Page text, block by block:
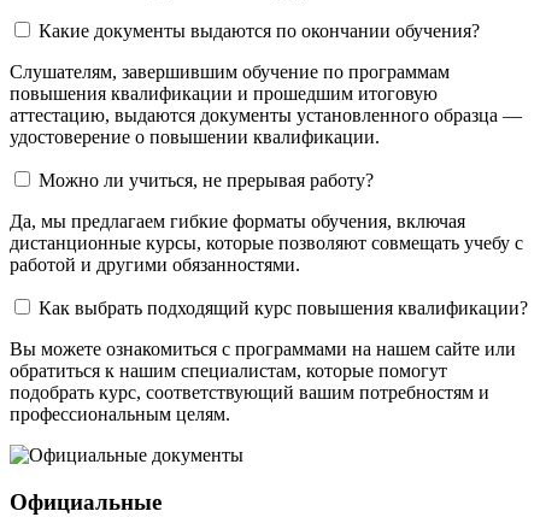
Какие документы выдаются по окончании обучения?
Слушателям, завершившим обучение по программам
повышения квалификации и прошедшим итоговую
аттестацию, выдаются документы установленного образца —
удостоверение о повышении квалификации.
Можно ли учиться, не прерывая работу?
Да, мы предлагаем гибкие форматы обучения, включая
дистанционные курсы, которые позволяют совмещать учебу с
работой и другими обязанностями.
Как выбрать подходящий курс повышения квалификации?
Вы можете ознакомиться с программами на нашем сайте или
обратиться к нашим специалистам, которые помогут
подобрать курс, соответствующий вашим потребностям и
профессиональным целям.
Официальные